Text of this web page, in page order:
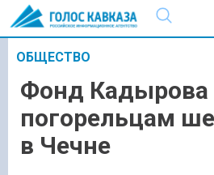
ОБЩЕСТВО
Фонд Кадырова
погорельцам
в Чечне